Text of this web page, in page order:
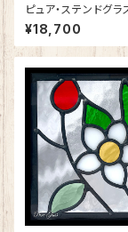
ピュア・ステンドグ
¥18,700